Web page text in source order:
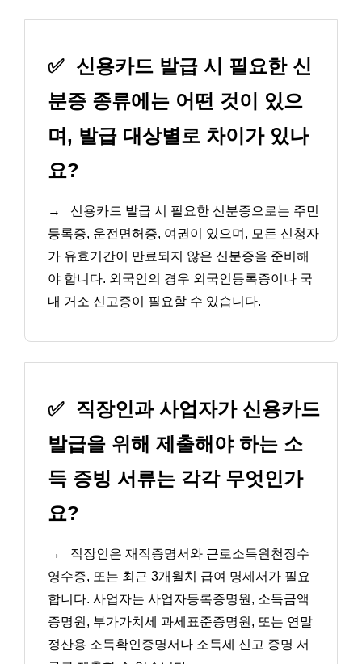
✅ 신용카드 발급 시 필요한 신
분증 종류에는 어떤 것이 있으
며, 발급 대상별로 차이가 있나
요?
→
신용카드 발급 시 필요한 신분증으로는 주민
등록증, 운전면허증, 여권이 있으며, 모든 신청자
가 유효기간이 만료되지 않은 신분증을 준비해
야 합니다. 외국인의 경우 외국인등록증이나 국
내 거소 신고증이 필요할 수 있습니다.
✅ 직장인과 사업자가 신용카드
발급을 위해 제출해야 하는 소
득 증빙 서류는 각각 무엇인가
요?
→
직장인은 재직증명서와 근로소득원천징수
영수증, 또는 최근 3개월치 급여 명세서가 필요
합니다. 사업자는 사업자등록증명원, 소득금액
증명원, 부가가치세 과세표준증명원, 또는 연말
정산용 소득확인증명서나 소득세 신고 증명 서